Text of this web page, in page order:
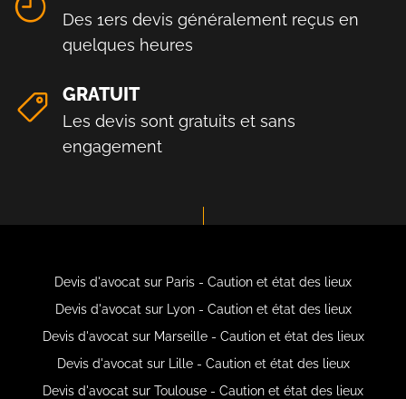
Des 1ers devis généralement reçus en
quelques heures
GRATUIT
Les devis sont gratuits et sans
engagement
Devis d'avocat sur Paris - Caution et état des lieux
Devis d'avocat sur Lyon - Caution et état des lieux
Devis d'avocat sur Marseille - Caution et état des lieux
Devis d'avocat sur Lille - Caution et état des lieux
Devis d'avocat sur Toulouse - Caution et état des lieux